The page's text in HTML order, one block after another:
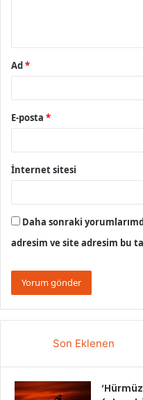
Ad*
E-posta *
İnternet sitesi
Daha sonraki
adresim ve site adresim bu
Son Eklenen